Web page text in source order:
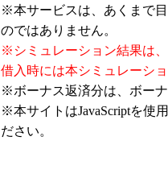
※本サービスは、あくまで
のではありません。
※シミュレーション結果は
借入時には本シミュレーシ
※ボーナス返済分は、ボー
※本サイトはJavaScriptを使
ださい。